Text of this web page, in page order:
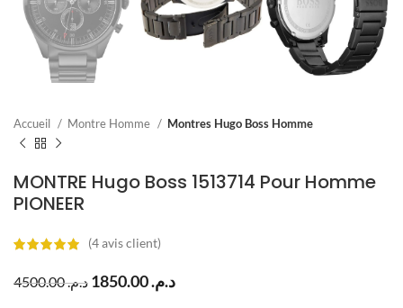
Accueil Montre Homme Montres Hugo Boss Homme
MONTRE Hugo Boss 1513714 Pour Homme
PIONEER
(4avis client)
د.م.4500.00 د.م.